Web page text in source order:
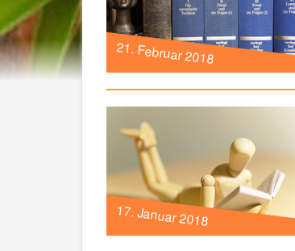
21. Februar 2018
17. Januar 2018